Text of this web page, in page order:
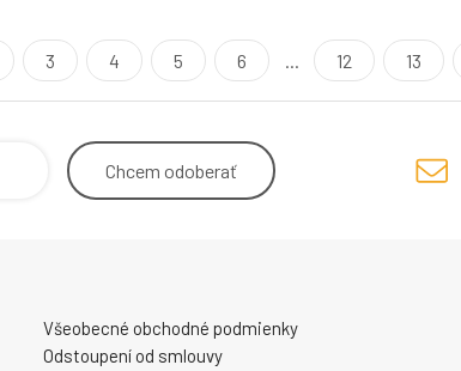
3 4 5 6 ... 12 13
Chcem odoberať
Všeobecné obchodné podmienky
Odstoupení od smlouvy